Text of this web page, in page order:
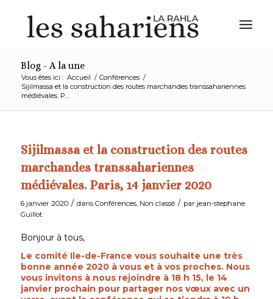
Blog - A la une
Vous êtes ici : Accueil / Conférences /
Sijilmassa et la construction des routes marchandes transsahariennes
médiévales. P...
Sijilmassa et la construction des routes
marchandes transsahariennes
médiévales. Paris, 14 janvier 2020
6 janvier 2020 / dans Conférences, Non classé / par jean-stephane
Guillot
Bonjour à tous,
Le comité Ile-de-France vous souhaite une très
bonne année 2020 à vous et à vos proches. Nous
vous invitons à nous rejoindre à 18 h 15, le 14
janvier prochain pour partager nos vœux avec un